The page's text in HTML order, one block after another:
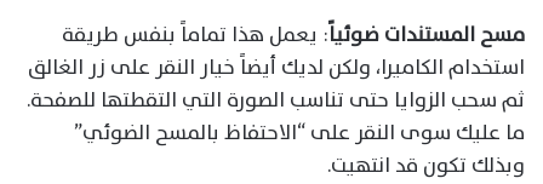
مسح المستندات ضوئياً: يعمل هذا تماماً بنفس طريقة
استخدام الكاميرا، ولكن لديك أيضاً خيار النقر على زر الغالق
ثم سحب الزوايا حتى تناسب الصورة التي التقطتها للصفحة.
ما عليك سوى النقر على “الاحتفاظ بالمسح الضوئي”
وبذلك تكون قد انتهيت.